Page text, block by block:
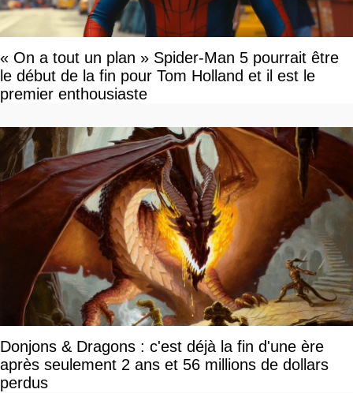
« On a tout un plan » Spider-Man 5 pourrait être
le début de la fin pour Tom Holland et il est le
premier enthousiaste
Donjons & Dragons : c'est déjà la fin d'une ère
après seulement 2 ans et 56 millions de dollars
perdus